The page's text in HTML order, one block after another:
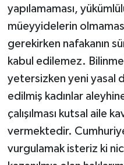
yapılamaması,
müeyyidelerin
gerekirken nafakanın
kabul edilemez.
yetersizken yeni yasal
edilmiş kadınlar
çalışılması kutsal aile
vermektedir.
vurgulamak isteriz ki